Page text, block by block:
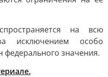
на всю
исключением особо
значения.